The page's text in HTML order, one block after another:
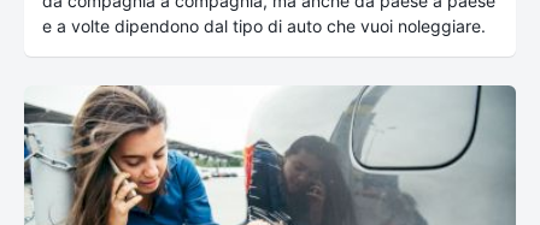
e a volte dipendono dal tipo di auto che vuoi noleggiare.